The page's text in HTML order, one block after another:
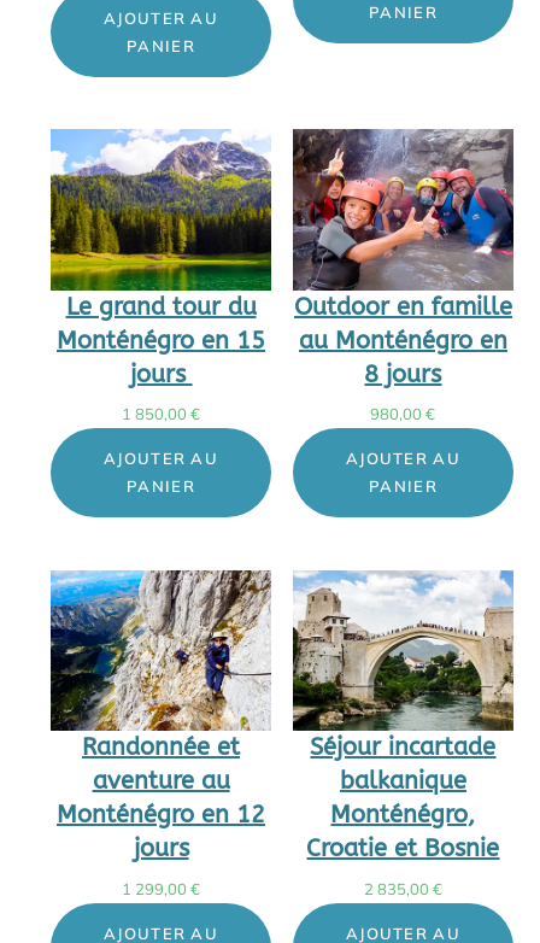
AJOUTER AU
PANIER
PANIER
Le grand tour du
Monténégro en 15
jours
1 850,00€
AJOUTER AU
PANIER
Outdoor en famille
au Monténégro en
8 jours
980,00€
AJOUTER AU
PANIER
Randonnée et
aventure au
Monténégro en 12
jours
1 299,00€
AJOUTER AU
Séjour incartade
balkanique
Monténégro,
Croatie et Bosnie
2 835,00 €
AJOUTER AU